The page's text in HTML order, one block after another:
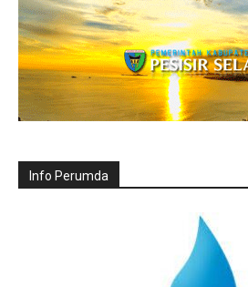
Info Perumda